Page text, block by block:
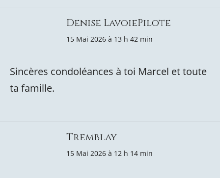
Denise LavoiePilote
15 Mai 2026 à 13 h 42 min
Sincères condoléances à toi Marcel et toute
ta famille.
Tremblay
15 Mai 2026 à 12 h 14 min